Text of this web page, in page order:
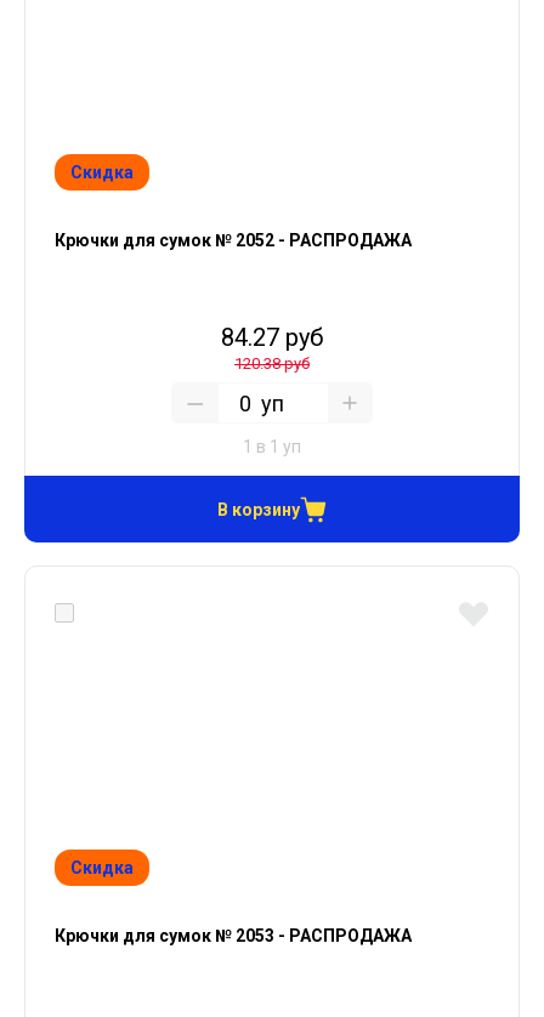
Скидка
Крючки для сумок № 2052 - РАСПРОДАЖА
84.27 руб
120.38 руб
уп
1 в 1 уп
В корзину
Скидка
Крючки для сумок № 2053 - РАСПРОДАЖА